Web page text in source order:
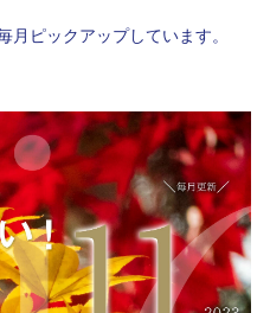
ピックアップしています。